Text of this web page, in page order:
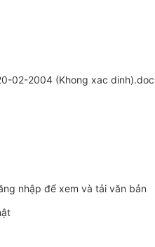
02-2004 (Khong xac dinh).doc
nhập để xem và tải văn bản